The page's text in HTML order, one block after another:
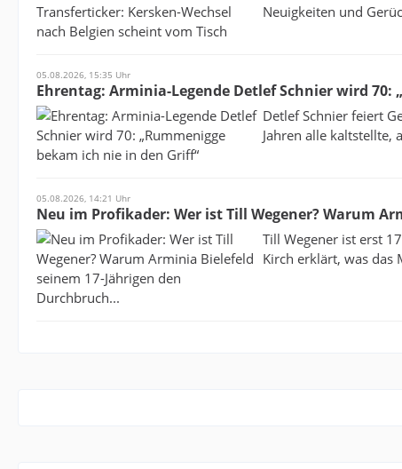
Neuigkeiten und
05.08.2026, 15:35 Uhr
Ehrentag: Arminia-Legende Detlef Schnier wird
Detlef Schnier feiert
Jahren alle kaltstellte,
05.08.2026, 14:21 Uhr
Neu im Profikader: Wer ist Till Wegener? Warum
Till Wegener ist erst
Kirch erklärt, was das